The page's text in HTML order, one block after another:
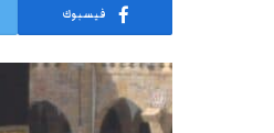
فيسبوك